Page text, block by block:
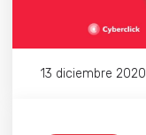
13 diciembre 2020